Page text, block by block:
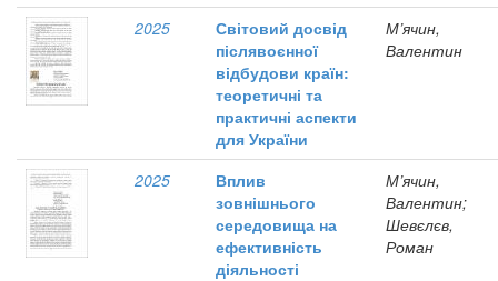
2025
Світовий досвід
післявоєнної
відбудови країн:
теоретичні та
практичні аспекти
для України
М’ячин,
Валентин
2025
Вплив
зовнішнього
середовища на
ефективність
діяльності
М’ячин,
Валентин;
Шевєлєв,
Роман